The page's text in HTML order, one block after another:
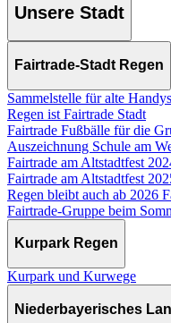
Unsere Stadt
Fairtrade-Stadt Regen
Sammelstelle für alte Handys
Regen ist Fairtrade Stadt
Fairtrade Fußbälle für die
Auszeichnung Schule am
Fairtrade am Altstadtfest
Fairtrade am Altstadtfest
Regen bleibt auch ab 2026
Fairtrade-Gruppe beim
Kurpark Regen
Kurpark und Kurwege
Niederbayerisches